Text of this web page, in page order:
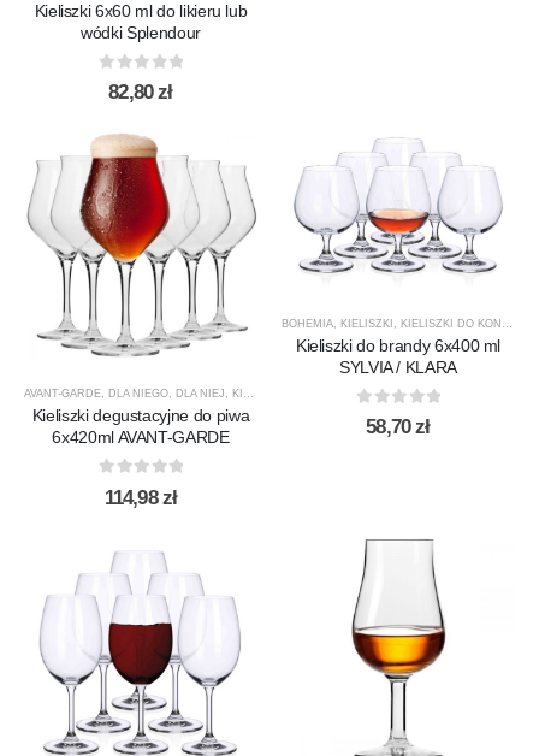
Kieliszki 6x60 ml do likieru lub
wódki Splendour
out of 5
82,80zł
AVANT-GARDE, DLA NIEGO, DLA NIEJ , KIELISZKI KIELISZKI DO PIWA ,KROSNO GLASS
Kieliszki degustacyjne do piwa
6x420ml AVANT-GARDE
out of 5
114,98zł
BOHEMIA KIELISZKI KIELISZKI DO KONIAKU / BRANDY
Kieliszki do brandy 6x400 ml
SYLVIA / KLARA
out of 5
58,70zł